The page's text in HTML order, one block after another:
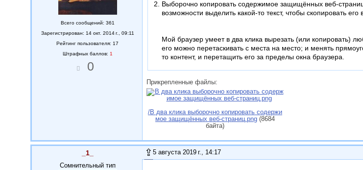
Всего сообщений: 361
Зарегистрирован: 14 окт. 2014 г., 09:11
Рейтинг пользователя: 17
Штрафных баллов: 1
0
Выборочно копировать содержимое защищённых веб-
возможности выделить какой-то текст, чтобы скопировать
Мой браузер умеет в два клика вырезать (или копировать)
его можно перетаскивать с места на место; и менять
то контент, и перетащить его за пределы окна браузера.
Прикрепленные файлы:
/В два клика выборочно копировать содержи
мое защищённых веб-страниц.png (8684
байта)
_1_
Сомнительный тип
5 августа 2019 г., 14:17